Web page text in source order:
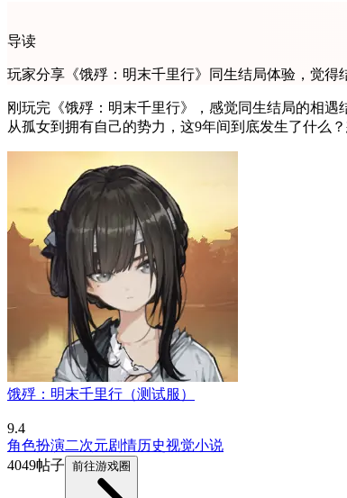
导读
玩家分享《饿殍：明末千里行》同生结局体验，觉得
刚玩完《饿殍：明末千里行》，感觉同生结局的相
从孤女到拥有自己的势力，这9年间到底发生了什么
饿殍：明末千里行（测试服）
9.4
角色扮演二次元剧情历史视觉小说
4049帖子 前往游戏圈